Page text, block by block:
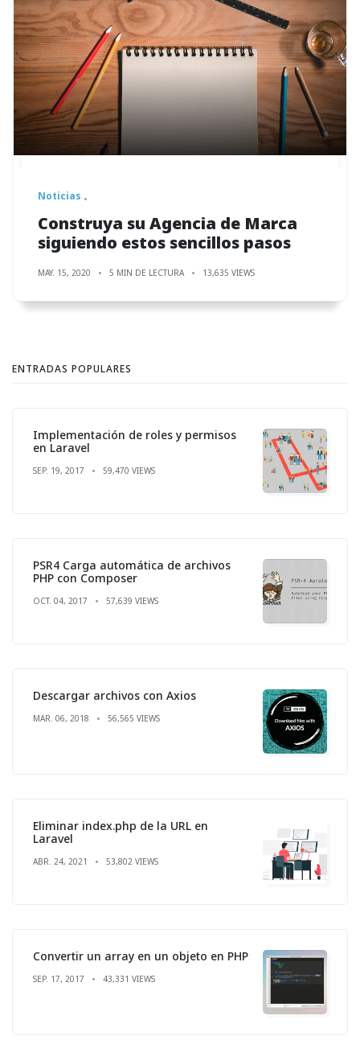
Noticias
Construya su Agencia de Marca
siguiendo estos sencillos pasos
MAY. 15, 2020 5 MIN DE LECTURA 13,635 VIEWS
ENTRADAS POPULARES
Implementación de roles y permisos
en Laravel
SEP. 19, 2017 59,470 VIEWS
PSR4 Carga automática de archivos
PHP con Composer
OCT. 04, 2017 57,639 VIEWS
Descargar archivos con Axios
MAR. 06, 2018 56,565 VIEWS
Eliminar index.php de la URL en
Laravel
ABR. 24, 2021 53,802 VIEWS
Convertir un array en un objeto en PHP
SEP. 17, 2017 43,331 VIEWS